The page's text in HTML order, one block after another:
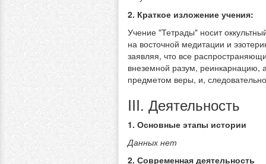
2. Краткое изложение учения:
Учение "Тетрады" носит
на восточной медитации и
заявляя, что все
внеземной разум, реинкарнацию,
предметом веры, и,
III. Деятельность
1. Основные этапы истории
Данных нет
2. Современная деятельность